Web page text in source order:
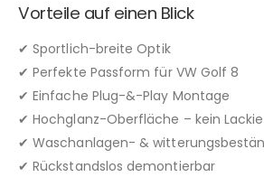
Vorteile auf einen Blick
✔ Sportlich-breite Optik
✔ Perfekte Passform für VW Golf 8
✔ Einfache Plug-&-Play Montage
✔ Hochglanz-Oberfläche – kein
✔ Waschanlagen- &
✔ Rückstandslos demontierbar